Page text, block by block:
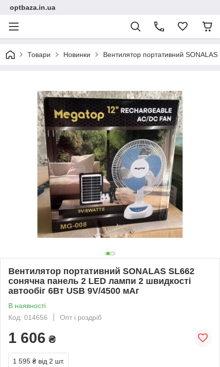
optbaza.in.ua
Товари Новинки Вентилятор портативний
Вентилятор портативний SONALAS SL662
сонячна панель 2 LED лампи 2 швидкості
автообіг 6Вт USB 9V/4500 мАг
В наявності
Код: 014656
Опт і роздріб
1 606 ₴
1 595 ₴ від 2 шт.